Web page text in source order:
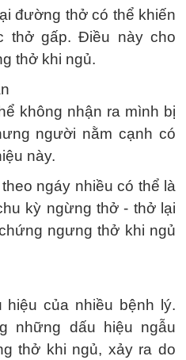
đường thở có thể khiến
thở gấp. Điều này cho
thở khi ngủ.
không nhận ra mình bị
người nằm cạnh có
này.
ngáy nhiều có thể là
kỳ ngừng thở - thở lại
ngưng thở khi ngủ
hiệu của nhiều bệnh lý.
những dấu hiệu ngẫu
thở khi ngủ, xảy ra do